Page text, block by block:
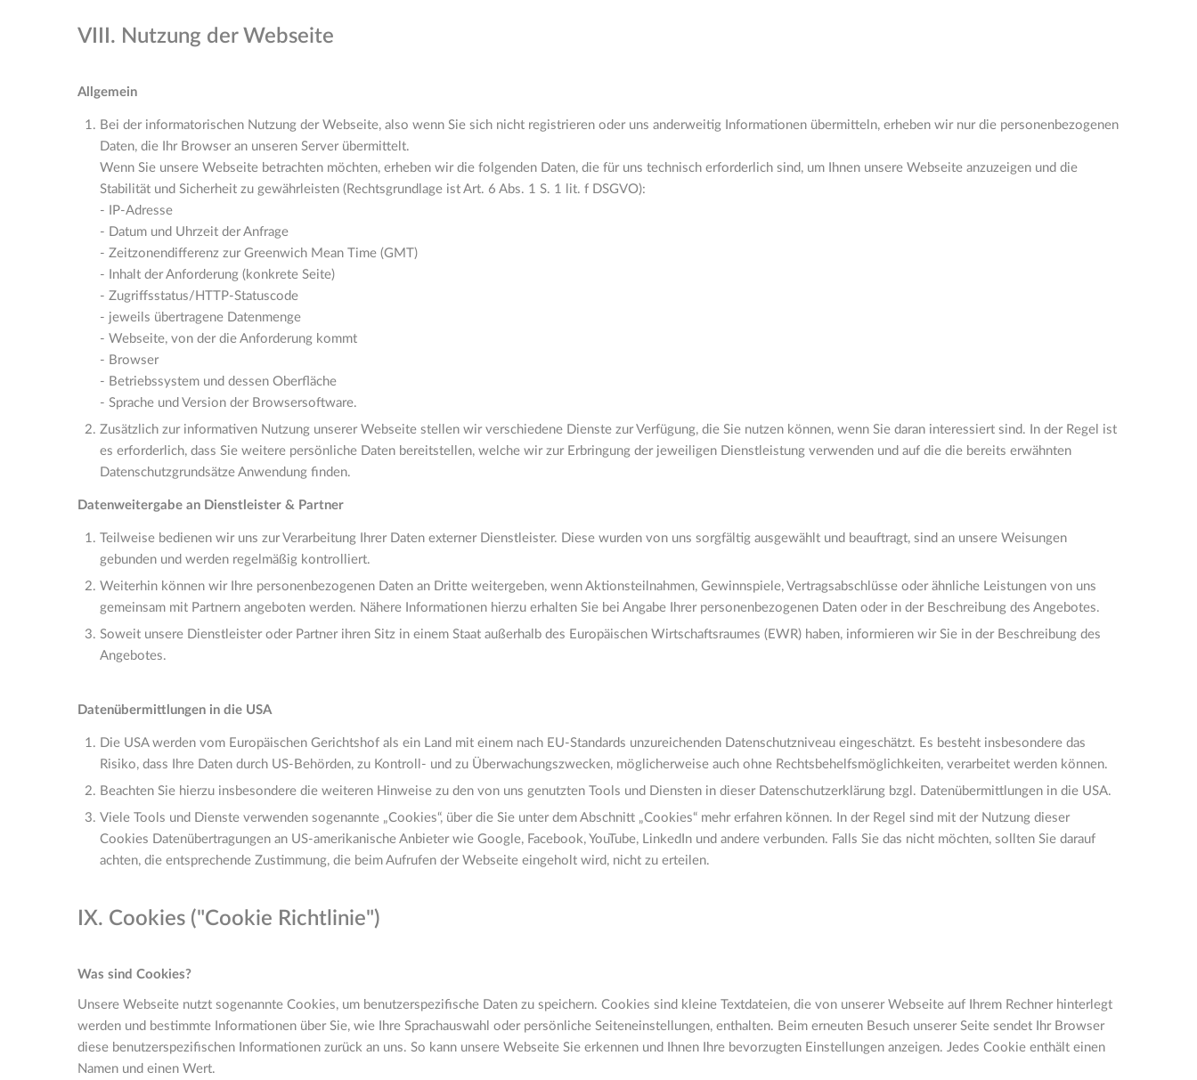
VIII. Nutzung der Webseite
Allgemein
Bei der informatorischen Nutzung der Webseite, also wenn Sie sich nicht registrieren oder uns anderweitig Informationen übermitteln, erheben wir nur die personenbezogenen
Daten, die Ihr Browser an unseren Server übermittelt.
Wenn Sie unsere Webseite betrachten möchten, erheben wir die folgenden Daten, die für uns technisch erforderlich sind, um Ihnen unsere Webseite anzuzeigen und die
Stabilität und Sicherheit zu gewährleisten (Rechtsgrundlage ist Art. 6 Abs. 1 S. 1 lit. f DSGVO):
- IP-Adresse
- Datum und Uhrzeit der Anfrage
- Zeitzonendifferenz zur Greenwich Mean Time (GMT)
- Inhalt der Anforderung (konkrete Seite)
- Zugriffsstatus/HTTP-Statuscode
- jeweils übertragene Datenmenge
- Webseite, von der die Anforderung kommt
- Browser
- Betriebssystem und dessen Oberfläche
- Sprache und Version der Browsersoftware.
Zusätzlich zur informativen Nutzung unserer Webseite stellen wir verschiedene Dienste zur Verfügung, die Sie nutzen können, wenn Sie daran interessiert sind. In der Regel ist
es erforderlich, dass Sie weitere persönliche Daten bereitstellen, welche wir zur Erbringung der jeweiligen Dienstleistung verwenden und auf die die bereits erwähnten
Datenschutzgrundsätze Anwendung finden.
Datenweitergabe an Dienstleister & Partner
Teilweise bedienen wir uns zur Verarbeitung Ihrer Daten externer Dienstleister. Diese wurden von uns sorgfältig ausgewählt und beauftragt, sind an unsere Weisungen
gebunden und werden regelmäßig kontrolliert.
Weiterhin können wir Ihre personenbezogenen Daten an Dritte weitergeben, wenn Aktionsteilnahmen, Gewinnspiele, Vertragsabschlüsse oder ähnliche Leistungen von uns
gemeinsam mit Partnern angeboten werden. Nähere Informationen hierzu erhalten Sie bei Angabe Ihrer personenbezogenen Daten oder in der Beschreibung des Angebotes.
Soweit unsere Dienstleister oder Partner ihren Sitz in einem Staat außerhalb des Europäischen Wirtschaftsraumes (EWR) haben, informieren wir Sie in der Beschreibung des
Angebotes.
Datenübermittlungen in die USA
Die USA werden vom Europäischen Gerichtshof als ein Land mit einem nach EU-Standards unzureichenden Datenschutzniveau eingeschätzt. Es besteht insbesondere das
Risiko, dass Ihre Daten durch US-Behörden, zu Kontroll- und zu Überwachungszwecken, möglicherweise auch ohne Rechtsbehelfsmöglichkeiten, verarbeitet werden können.
Beachten Sie hierzu insbesondere die weiteren Hinweise zu den von uns genutzten Tools und Diensten in dieser Datenschutzerklärung bzgl. Datenübermittlungen in die USA.
Viele Tools und Dienste verwenden sogenannte „Cookies“, über die Sie unter dem Abschnitt „Cookies“ mehr erfahren können. In der Regel sind mit der Nutzung dieser
Cookies Datenübertragungen an US-amerikanische Anbieter wie Google, Facebook, YouTube, LinkedIn und andere verbunden. Falls Sie das nicht möchten, sollten Sie darauf
achten, die entsprechende Zustimmung, die beim Aufrufen der Webseite eingeholt wird, nicht zu erteilen.
IX. Cookies ("Cookie Richtlinie")
Was sind Cookies?
Unsere Webseite nutzt sogenannte Cookies, um benutzerspezifische Daten zu speichern. Cookies sind kleine Textdateien, die von unserer Webseite auf Ihrem Rechner hinterlegt
werden und bestimmte Informationen über Sie, wie Ihre Sprachauswahl oder persönliche Seiteneinstellungen, enthalten. Beim erneuten Besuch unserer Seite sendet Ihr Browser
diese benutzerspezifischen Informationen zurück an uns. So kann unsere Webseite Sie erkennen und Ihnen Ihre bevorzugten Einstellungen anzeigen. Jedes Cookie enthält einen
Namen und einen Wert.